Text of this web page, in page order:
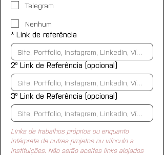
Telegram
Nenhum
* Link de referência
2º Link de Referência (opcional)
3º Link de Referência (opcional)
Links de trabalhos próprios ou enquanto
intérprete de outres projetos ou viínculo a
instituições. Não serão aceites links alojados